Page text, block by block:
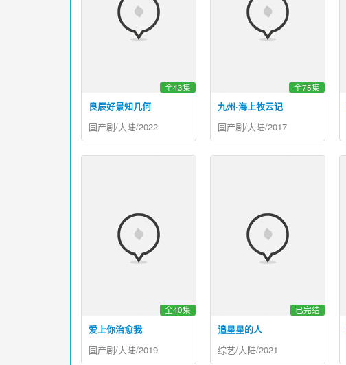
良辰好景知几何
全43集
国产剧/大陆/2022
九州·海上牧云记
全75集
国产剧/大陆/2017
爱上你治愈我
全40集
国产剧/大陆/2019
追星星的人
已完结
综艺/大陆/2021